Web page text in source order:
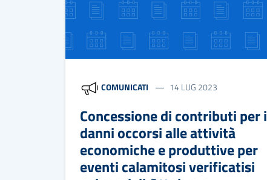
COMUNICATI 14 LUG 2023
Concessione di contributi per i
danni occorsi alle attività
economiche e produttive per
eventi calamitosi verificatisi